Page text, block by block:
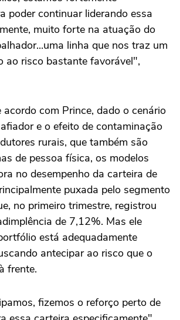
poder continuar liderando essa
muito forte na atuação do
linha que nos traz um
ao risco bastante favorável",
com Prince, dado o cenário
e o efeito de contaminação
rurais, que também são
de pessoa física, os modelos
no desempenho da carteira de
puxada pelo segmento
no primeiro trimestre, registrou
de 7,12%. Mas ele
está adequadamente
antecipar ao risco que o
frente.
fizemos o reforço perto de